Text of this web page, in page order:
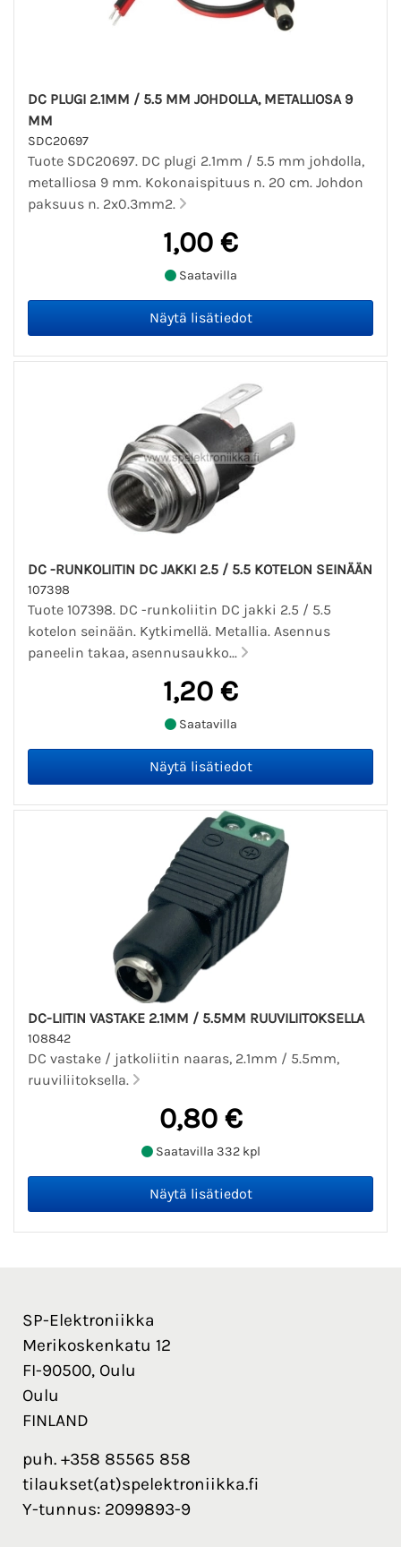
DC PLUGI 2.1MM / 5.5 MM JOHDOLLA, METALLIOSA 9
MM
SDC20697
Tuote SDC20697. DC plugi 2.1mm / 5.5 mm johdolla,
metalliosa 9 mm. Kokonaispituus n. 20 cm. Johdon
paksuus n. 2x0.3mm2.
1,00 €
Saatavilla
DC -RUNKOLIITIN DC JAKKI 2.5 / 5.5 KOTELON SEINÄÄN
107398
Tuote 107398. DC -runkoliitin DC jakki 2.5 / 5.5
kotelon seinään. Kytkimellä. Metallia. Asennus
paneelin takaa, asennusaukko...
1,20 €
Saatavilla
DC-LIITIN VASTAKE 2.1MM / 5.5MM RUUVILIITOKSELLA
108842
DC vastake / jatkoliitin naaras, 2.1mm / 5.5mm,
ruuviliitoksella.
0,80 €
Saatavilla 332 kpl
SP-Elektroniikka
Merikoskenkatu 12
FI-90500, Oulu
Oulu
FINLAND
puh. +358 85565 858
tilaukset(at)spelektroniikka.fi
Y-tunnus: 2099893-9